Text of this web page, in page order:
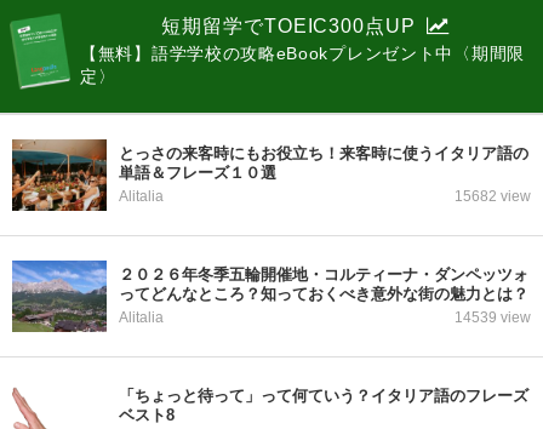
短期留学でTOEIC300点UP
【無料】語学学校の攻略eBookプレンゼント中〈期間限
定〉
とっさの来客時にもお役立ち！来客時に使うイタリア語の
単語＆フレーズ１０選
Alitalia 15682 view
２０２６年冬季五輪開催地・コルティーナ・ダンペッツォ
ってどんなところ？知っておくべき意外な街の魅力とは？
Alitalia 14539 view
「ちょっと待って」って何ていう？イタリア語のフレーズ
ベスト8